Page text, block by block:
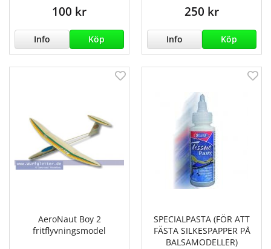
100 kr
Info Köp
250 kr
Info Köp
AeroNaut Boy 2
fritflyvningsmodel
SPECIALPASTA (FÖR ATT
FÄSTA SILKESPAPPER PÅ
BALSAMODELLER)